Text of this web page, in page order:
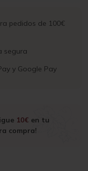
pedidos de 100€
segura
y Google Pay
10€ en tu
compra!